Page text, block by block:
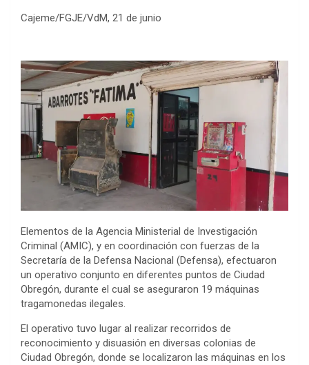
Cajeme/FGJE/VdM, 21 de junio
Elementos de la Agencia Ministerial de Investigación
Criminal (AMIC), y en coordinación con fuerzas de la
Secretaría de la Defensa Nacional (Defensa), efectuaron
un operativo conjunto en diferentes puntos de Ciudad
Obregón, durante el cual se aseguraron 19 máquinas
tragamonedas ilegales.
El operativo tuvo lugar al realizar recorridos de
reconocimiento y disuasión en diversas colonias de
Ciudad Obregón, donde se localizaron las máquinas en los